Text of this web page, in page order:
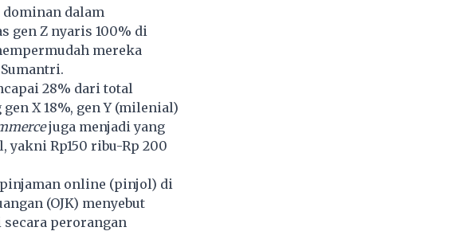
dalam
gen Z nyaris 100% di
mereka
28% dari total
X 18%, gen Y (milenial)
juga menjadi yang
Rp150 ribu-Rp 200
pinjaman online (pinjol) di
(OJK) menyebut
perorangan